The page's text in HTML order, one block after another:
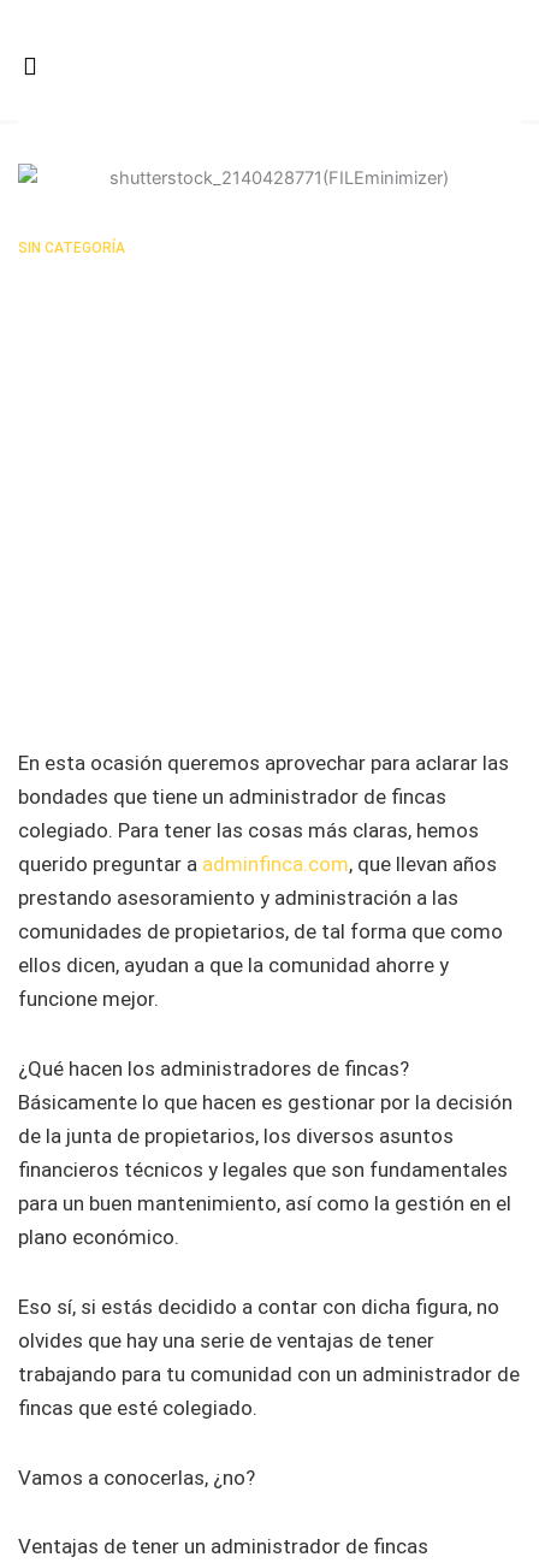
contenido
SIN CATEGORÍA
En esta ocasión queremos aprovechar para aclarar las
bondades que tiene un administrador de fincas
colegiado. Para tener las cosas más claras, hemos
querido preguntar a adminfinca.com, que llevan años
prestando asesoramiento y administración a las
comunidades de propietarios, de tal forma que como
ellos dicen, ayudan a que la comunidad ahorre y
funcione mejor.
¿Qué hacen los administradores de fincas?
Básicamente lo que hacen es gestionar por la decisión
de la junta de propietarios, los diversos asuntos
financieros técnicos y legales que son fundamentales
para un buen mantenimiento, así como la gestión en el
plano económico.
Eso sí, si estás decidido a contar con dicha figura, no
olvides que hay una serie de ventajas de tener
trabajando para tu comunidad con un administrador de
fincas que esté colegiado.
Vamos a conocerlas, ¿no?
Ventajas de tener un administrador de fincas